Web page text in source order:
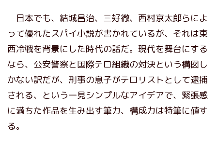
日本でも、結城昌治、三好徹、西村京太郎らによ
って優れたスパイ小説が書かれているが、それは東
西冷戦を背景にした時代の話だ。現代を舞台にする
なら、公安警察と国際テロ組織の対決という構図し
かない訳だが、刑事の息子がテロリストとして逮捕
される、という一見シンプルなアイデアで、緊張感
に満ちた作品を生み出す筆力、構成力は特筆に値す
る。